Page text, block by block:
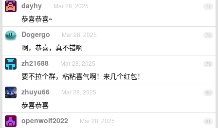
77
dayhy Mar 28, 2025
恭喜恭喜~
78
Dogergo Mar 28, 2025
啊，恭喜，真不错啊
79
zh21688 Mar 28, 2025
要不拉个群，粘粘喜气啊！来几个红包！
80
zhuyu66 Mar 28, 2025
恭喜恭喜
81
openwolf2022 Mar 28, 2025